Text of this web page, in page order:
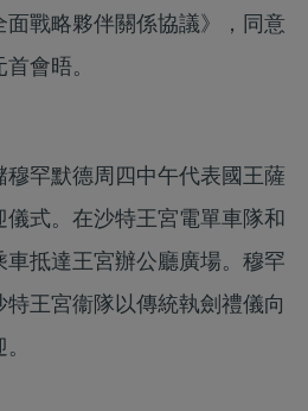
戰略夥伴關係協議》，同意
會晤。
罕默德周四中午代表國王薩
式。在沙特王宮電單車隊和
抵達王宮辦公廳廣場。穆罕
王宮衞隊以傳統執劍禮儀向